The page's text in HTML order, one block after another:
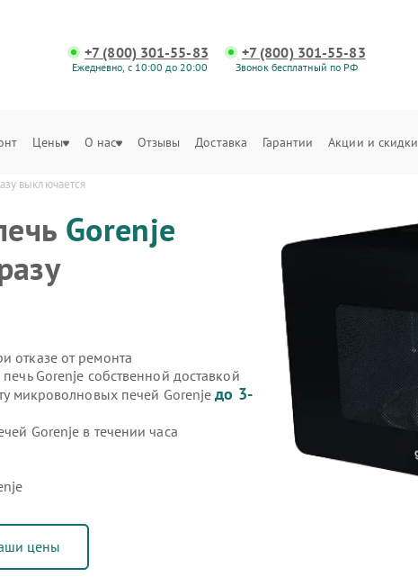
+7 (800) 301-55-83
Ежедневно, с 10:00 до 20:00
+7 (800) 301-55-83
Звонок бесплатный по РФ
Цены О нас Отзывы Доставка Гарантии Акции и скидки
выключается
Gorenje
отказе от ремонта
Gorenje собственной доставкой
микроволновых печей Gorenjeдо 3-
Gorenje в течении часа
цены